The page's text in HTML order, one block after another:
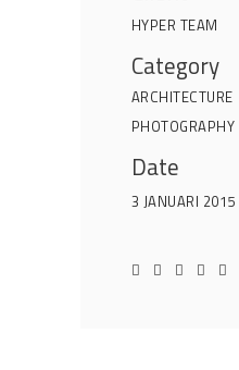
HYPER TEAM
Category
ARCHITECTURE
PHOTOGRAPHY
Date
3 JANUARI 2015